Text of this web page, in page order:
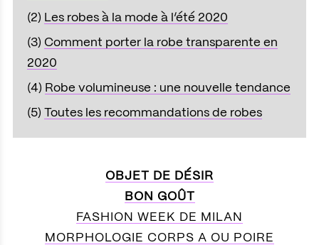
(2) Les robes à la mode à l’été 2020
(3) Comment porter la robe transparente en
2020
(4) Robe volumineuse : une nouvelle tendance
(5) Toutes les recommandations de robes
OBJET DE DÉSIR
BON GOÛT
FASHION WEEK DE MILAN
MORPHOLOGIE CORPS A OU POIRE